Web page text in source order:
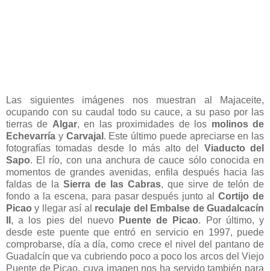
Las siguientes imágenes nos muestran al Majaceite,
ocupando con su caudal todo su cauce, a su paso por las
tierras de Algar, en las proximidades de los molinos de
Echevarría y Carvajal . Este último puede apreciarse en las
fotografías tomadas desde lo más alto del Viaducto del
Sapo. El río, con una anchura de cauce sólo conocida en
momentos de grandes avenidas, enfila después hacia las
faldas de la Sierra de las Cabras, que sirve de telón de
fondo a la escena, para pasar después junto alCortijo de
Picao y llegar así al reculaje del Embalse de Guadalcacín
, a los pies del nuevo Puente de Picao. Por último, y
desde este puente que entró en servicio en 1997, puede
comprobarse, día a día, como crece el nivel del pantano de
Guadalcín que va cubriendo poco a poco los arcos del Viejo
Puente de Picao, cuya imagen nos ha servido también para